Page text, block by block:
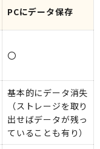
PCにデータ保存
〇
基本的にデータ消失
（ストレージを取り
出せばデータが残っ
ていることも有り）